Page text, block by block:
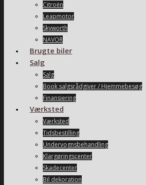
Citroën
Leapmotor
Skyworth
NAVOR
Brugte biler
Salg
Salg
Book salgsrådgiver / Hjemmebesøg
Finansiering
Værksted
Værksted
Tidsbestilling
Undervognsbehandling
Klargøringscenter
Skadecenter
Bil dekoration